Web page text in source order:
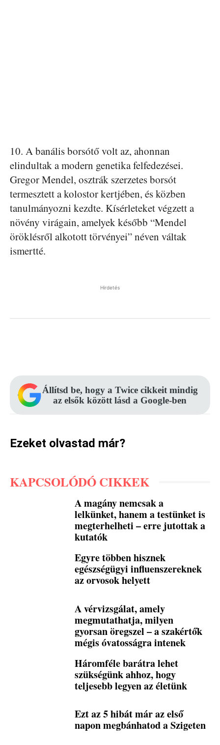
10. A banális borsótő volt az, ahonnan
elindultak a modern genetika felfedezései.
Gregor Mendel, osztrák szerzetes borsót
termesztett a kolostor kertjében, és közben
tanulmányozni kezdte. Kísérleteket végzett a
növény virágain, amelyek később “Mendel
öröklésről alkotott törvényei” néven váltak
ismertté.
Hirdetés
Állítsd be, hogy a Twice cikkeit mindig
az elsők között lásd a Google-ben
Ezeket olvastad már?
KAPCSOLÓDÓ CIKKEK
A magány nemcsak a
lelkünket, hanem a testünket is
megterhelheti – erre jutottak a
kutatók
Egyre többen hisznek
egészségügyi influenszereknek
az orvosok helyett
A vérvizsgálat, amely
megmutathatja, milyen
gyorsan öregszel – a szakértők
mégis óvatosságra intenek
Háromféle barátra lehet
szükségünk ahhoz, hogy
teljesebb legyen az életünk
Ezt az 5 hibát már az első
napon megbánhatod a Szigeten